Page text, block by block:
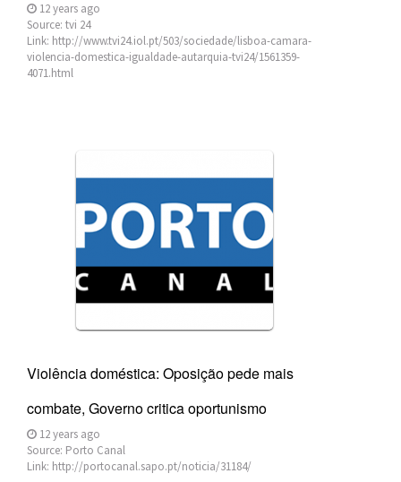
12 years ago
Source: tvi 24
Link: http://www.tvi24.iol.pt/503/sociedade/lisboa-camara-
violencia-domestica-igualdade-autarquia-tvi24/1561359-
4071.html
Violência doméstica: Oposição pede mais
combate, Governo critica oportunismo
12 years ago
Source: Porto Canal
Link: http://portocanal.sapo.pt/noticia/31184/